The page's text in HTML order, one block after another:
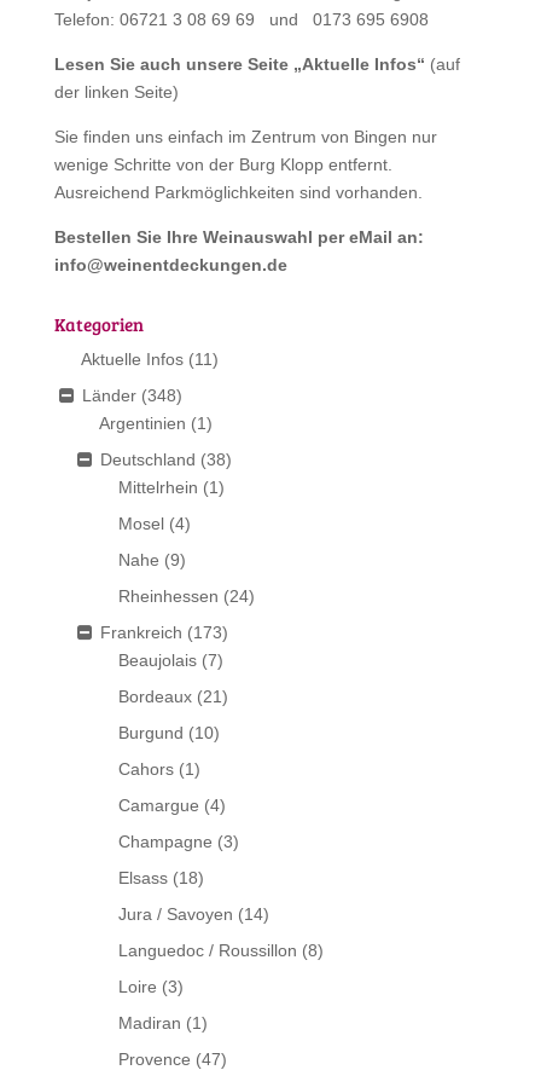
Telefon: 06721 3 08 69 69 und 0173 695 6908
Lesen Sie auch unsere Seite „Aktuelle Infos“ (auf
der linken Seite)
Sie finden uns einfach im Zentrum von Bingen nur
wenige Schritte von der Burg Klopp entfernt.
Ausreichend Parkmöglichkeiten sind vorhanden.
Bestellen Sie Ihre Weinauswahl per eMail an:
info@weinentdeckungen.de
Kategorien
Aktuelle Infos (11)
Länder (348)
Argentinien (1)
Deutschland (38)
Mittelrhein (1)
Mosel (4)
Nahe (9)
Rheinhessen (24)
Frankreich (173)
Beaujolais (7)
Bordeaux (21)
Burgund (10)
Cahors (1)
Camargue (4)
Champagne (3)
Elsass (18)
Jura / Savoyen (14)
Languedoc / Roussillon (8)
Loire (3)
Madiran (1)
Provence (47)